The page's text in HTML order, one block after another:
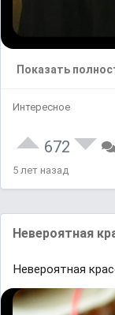
Показать
Интересное
672
5 лет назад
Невероятная
Невероятная